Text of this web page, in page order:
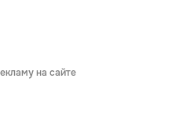
на сайте